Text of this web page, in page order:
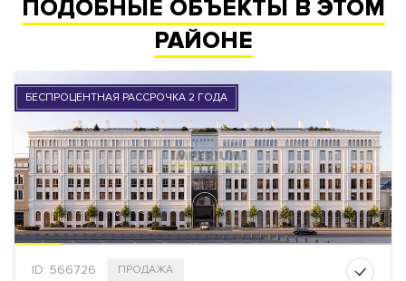
ПОДОБНЫЕ ОБЪЕКТЫ В ЭТОМ
РАЙОНЕ
БЕСПРОЦЕНТНАЯ РАССРОЧКА 2 ГОДА
ID: 566726 ПРОДАЖА